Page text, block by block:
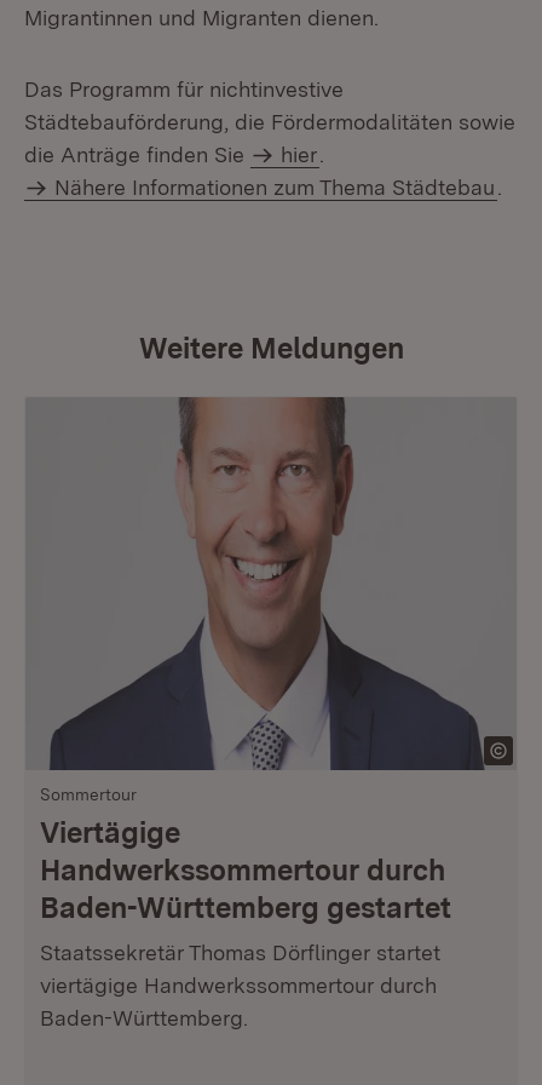
Migrantinnen und Migranten dienen.
Das Programm für nichtinvestive
Städtebauförderung, die Fördermodalitäten sowie
die Anträge finden Sie
hier
Nähere Informationen zum Thema Städtebau
Weitere Meldungen
Sommertour
Viertägige
Handwerkssommertour durch
Baden-Württemberg gestartet
Staatssekretär Thomas Dörflinger startet
viertägige Handwerkssommertour durch
Baden-Württemberg.